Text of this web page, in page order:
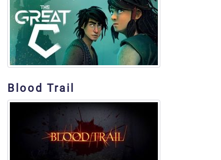
Blood Trail